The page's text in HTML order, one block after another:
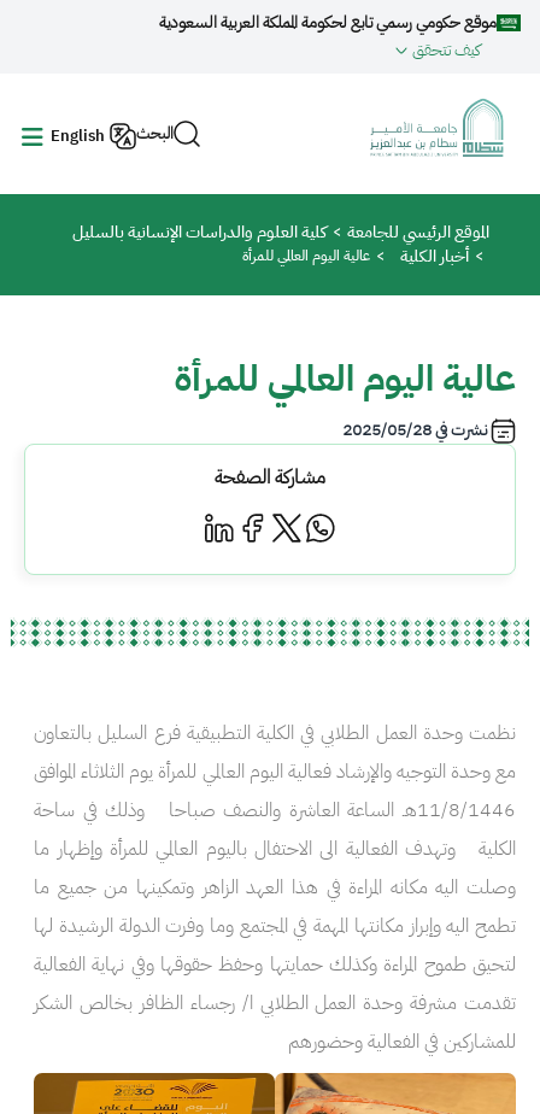
تجاوز إلى المحتوى الرئيسي
موقع حكومي رسمي تابع لحكومة المملكة العربية السعودية
كيف تتحقق
البحث English
مسار التنقل
الموقع الرئيسي للجامعة
كلية العلوم والدراسات الإنسانية بالسليل
أخبار الكلية
عالية اليوم العالمي للمرأة
عالية اليوم العالمي للمرأة
نشرت في2025/05/28
مشاركة الصفحة
نظمت وحدة العمل الطلابي في الكلية التطبيقية فرع السليل بالتعاون
مع وحدة التوجيه والإرشاد فعالية اليوم العالمي للمرأة يوم الثلاثاء الموافق
11/8/1446هـ الساعة العاشرة والنصف صباحا وذلك في ساحة
الكلية وتهدف الفعالية الى الاحتفال باليوم العالمي للمرأة وإظهار ما
وصلت اليه مكانه المراءة في هذا العهد الزاهر وتمكينها من جميع ما
تطمح اليه وإبراز مكانتها المهمة في المجتمع وما وفرت الدولة الرشيدة لها
لتحيق طموح المراءة وكذلك حمايتها وحفظ حقوقها وفي نهاية الفعالية
تقدمت مشرفة وحدة العمل الطلابي ا/ رجساء الظافر بخالص الشكر
للمشاركين في الفعالية وحضورهم
الصورة
الصورة